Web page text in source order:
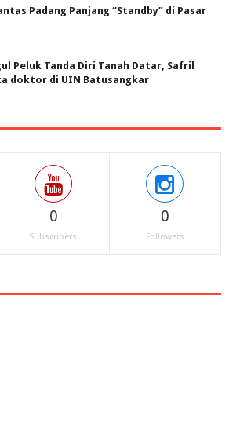
Padang Panjang “Standby” di Pasar
Peluk Tanda Diri Tanah Datar, Safril
doktor di UIN Batusangkar
0
Subscribers
0
Followers